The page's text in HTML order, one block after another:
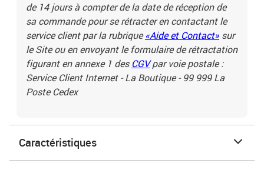
de 14 jours à compter de la date de réception de
sa commande pour se rétracter en contactant le
service client par la rubrique«Aide et Contact» sur
le Site ou en envoyant le formulaire de rétractation
figurant en annexe 1 des CGVpar voie postale :
Service Client Internet - La Boutique - 99 999 La
Poste Cedex
Caractéristiques